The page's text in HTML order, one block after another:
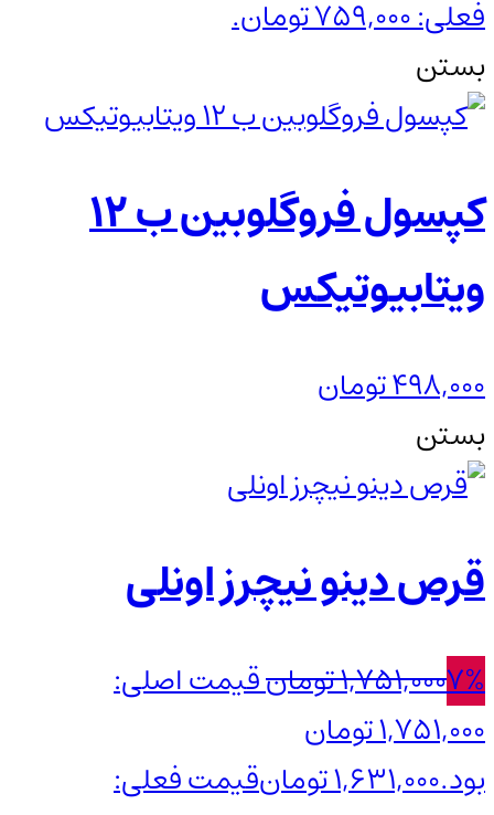
فعلی: 759,000 تومان.
بستن
کپسول فروگلوبین ب 12
ویتابیوتیکس
498,000تومان
بستن
قرص دینو نیچرز اونلی
7%
1,751,000تومانقیمت اصلی:
1,751,000 تومان
بود.1,631,000تومانقیمت فعلی: